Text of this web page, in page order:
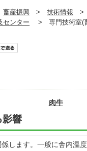
畜産振興 > 技術情報 >
センター > 専門技術室(
肉牛
影響
します。一般に舎内温